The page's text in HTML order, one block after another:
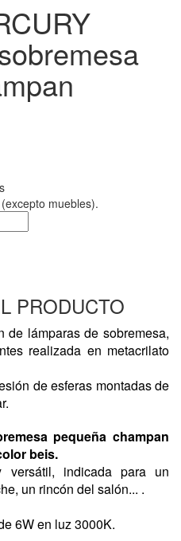
muebles).
PRODUCTO
de lámparas de sobremesa,
realizada en metacrilato
de esferas montadas de
pequeña champan
beis.
versátil, indicada para un
un rincón del salón... .
6W en luz 3000K.